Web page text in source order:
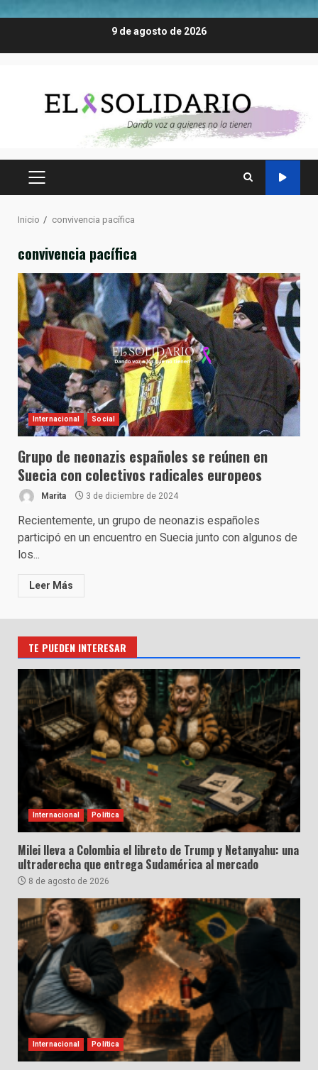
9 de agosto de 2026
MENÚ
Inicio convivencia pacífica
convivencia pacífica
Internacional Social
Grupo de neonazis españoles se reúnen en
Suecia con colectivos radicales europeos
Marita 3 de diciembre de 2024
Recientemente, un grupo de neonazis españoles
participó en un encuentro en Suecia junto con algunos de
los...
Leer Más
TE PUEDEN INTERESAR
Internacional Política
Milei lleva a Colombia el libreto de Trump y Netanyahu: una
ultraderecha que entrega Sudamérica al mercado
8 de agosto de 2026
Internacional Política